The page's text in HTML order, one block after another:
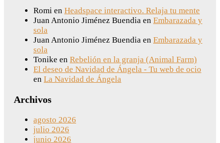
Romi en Headspace interactivo. Relaja tu mente
Juan Antonio Jiménez Buendia en Embarazada y
sola
Juan Antonio Jiménez Buendia en Embarazada y
sola
Tonike en Rebelión en la granja (Animal Farm)
El deseo de Navidad de Ángela - Tu web de ocio
en La Navidad de Ángela
Archivos
agosto 2026
julio 2026
junio 2026